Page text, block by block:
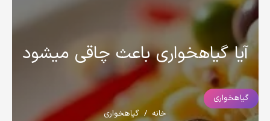
آیا گیاهخواری باعث چاقی میشود
گیاهخواری
خانه / گیاهخواری